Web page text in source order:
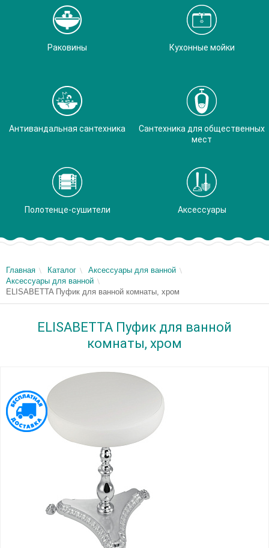
Раковины Кухонные мойки
Антивандальная сантехника
Сантехника для общественных
мест
Полотенце-сушители Аксессуары
Главная Каталог
Аксессуары для ванной
Аксессуары для ванной
ELISABETTA Пуфик для ванной комнаты, хром
ELISABETTA Пуфик для ванной
комнаты, хром